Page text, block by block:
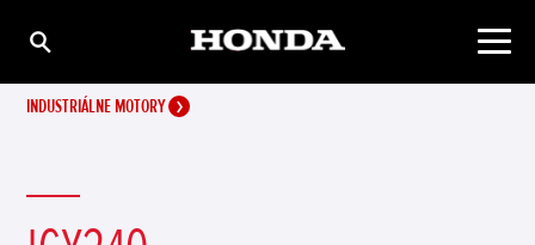
INDUSTRIÁLNE MOTORY